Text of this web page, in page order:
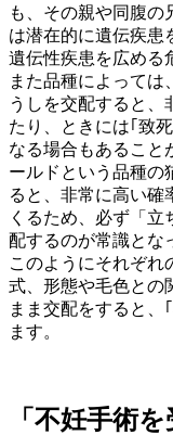
も、その親や同腹の
は潜在的に遺伝疾患
遺伝性疾患を広める
また品種によっては
うしを交配すると、
たり、ときには｢致
なる場合もあること
ールドという品種の
ると、非常に高い確
くるため、必ず「立
配するのが常識とな
このようにそれぞれ
式、形態や毛色との
まま交配をすると、
ます。
「不妊手術